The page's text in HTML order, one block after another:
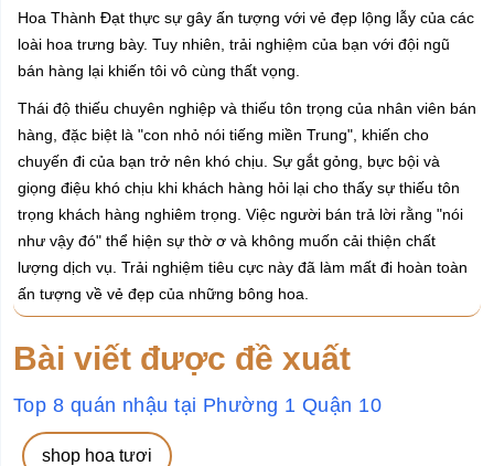
Hoa Thành Đạt thực sự gây ấn tượng với vẻ đẹp lộng lẫy của các
loài hoa trưng bày. Tuy nhiên, trải nghiệm của bạn với đội ngũ
bán hàng lại khiến tôi vô cùng thất vọng.
Thái độ thiếu chuyên nghiệp và thiếu tôn trọng của nhân viên bán
hàng, đặc biệt là "con nhỏ nói tiếng miền Trung", khiến cho
chuyến đi của bạn trở nên khó chịu. Sự gắt gỏng, bực bội và
giọng điệu khó chịu khi khách hàng hỏi lại cho thấy sự thiếu tôn
trọng khách hàng nghiêm trọng. Việc người bán trả lời rằng "nói
như vậy đó" thể hiện sự thờ ơ và không muốn cải thiện chất
lượng dịch vụ. Trải nghiệm tiêu cực này đã làm mất đi hoàn toàn
ấn tượng về vẻ đẹp của những bông hoa.
Bài viết được đề xuất
Top 8 quán nhậu tại Phường 1 Quận 10
shop hoa tươi